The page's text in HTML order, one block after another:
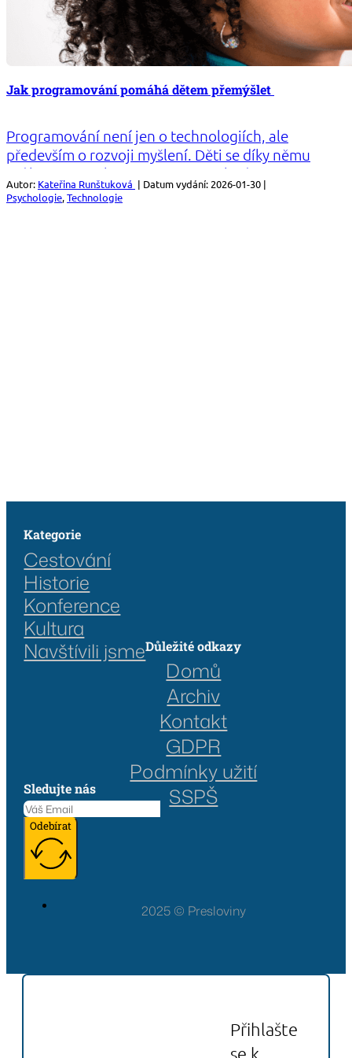
Jak programování pomáhá dětem přemýšlet
Programování není jen o technologiích, ale
především o rozvoji myšlení. Děti se díky němu
učí logice, trpělivosti, rozvoji myšlení a
kreativitě. Jak konkrétně programování
Autor: Kateřina Runštuková | Datum vydání: 2026-01-30 |
Psychologie,Technologie
Kategorie
Cestování
Historie
Konference
Kultura
Navštívili jsmeDůležité odkazy
Domů
Archiv
Kontakt
GDPR
Podmínky užití
SSPŠ
Sledujte nás
Odebírat
2025 © Presloviny
Přihlašte
se k